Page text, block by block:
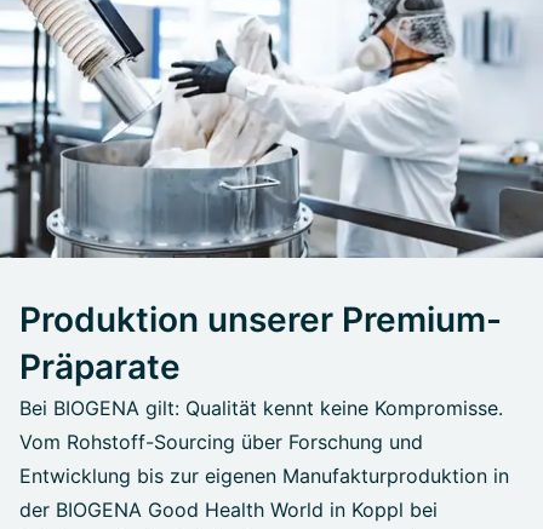
Produktion unserer Premium-
Präparate
Bei BIOGENA gilt: Qualität kennt keine Kompromisse.
Vom Rohstoff-Sourcing über Forschung und
Entwicklung bis zur eigenen Manufakturproduktion in
der BIOGENA Good Health World in Koppl bei